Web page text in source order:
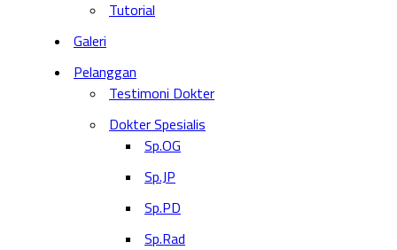
Tutorial
Galeri
Pelanggan
Testimoni Dokter
Dokter Spesialis
Sp.OG
Sp.JP
Sp.PD
Sp.Rad